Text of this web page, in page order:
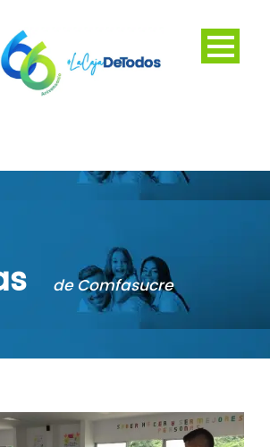
de Comfasucre